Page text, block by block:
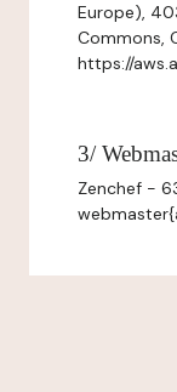
Europe),
Commons,
https://
3/
Zenchef -